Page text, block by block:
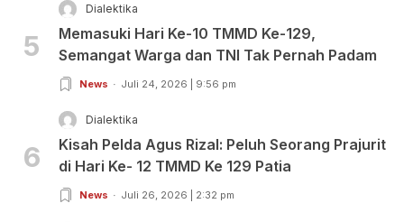
5
Dialektika
Memasuki Hari Ke-10 TMMD Ke-129,
Semangat Warga dan TNI Tak Pernah Padam
News Juli 24, 2026 | 9:56 pm
6
Dialektika
Kisah Pelda Agus Rizal: Peluh Seorang Prajurit
di Hari Ke- 12 TMMD Ke 129 Patia
News Juli 26, 2026 | 2:32 pm